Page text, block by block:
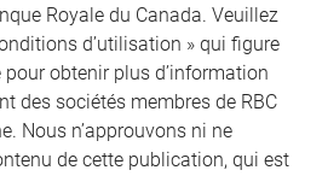
Royale du Canada. Veuillez
d’utilisation » qui figure
obtenir plus d’information
des sociétés membres de RBC
Nous n’approuvons ni ne
de cette publication, qui est